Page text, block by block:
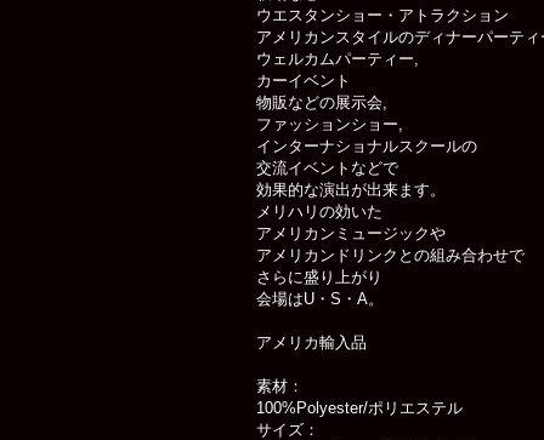
ウエスタンショー・アトラクショ
アメリカンスタイルのディナーパーティ
ウェルカムパーティー,
カーイベント
物販などの展示会,
ファッションショー,
インターナショナルスクールの
交流イベントなどで
効果的な演出が出来ます。
メリハリの効いた
アメリカンミュージックや
アメリカンドリンクとの組み合わせで
さらに盛り上がり
会場はU・S・A。
アメリカ輸入品
素材：
100%Polyester/ポリエステル
サイズ：